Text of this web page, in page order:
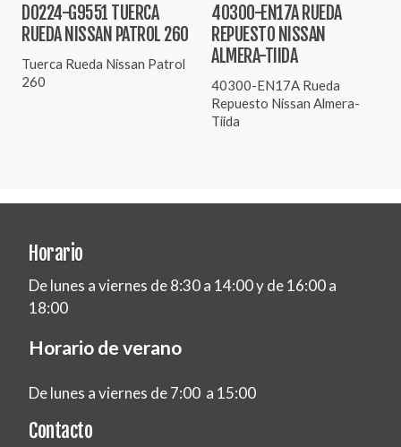
D0224-G9551 TUERCA
RUEDA NISSAN PATROL 260
Tuerca Rueda Nissan Patrol
260
40300-EN17A RUEDA
REPUESTO NISSAN
ALMERA-TIIDA
40300-EN17A Rueda
Repuesto Nissan Almera-
Tiida
Horario
De lunes a viernes de 8:30 a 14:00 y de 16:00 a
18:00
Horario de verano
De lunes a viernes de 7:00 a 15:00
Contacto